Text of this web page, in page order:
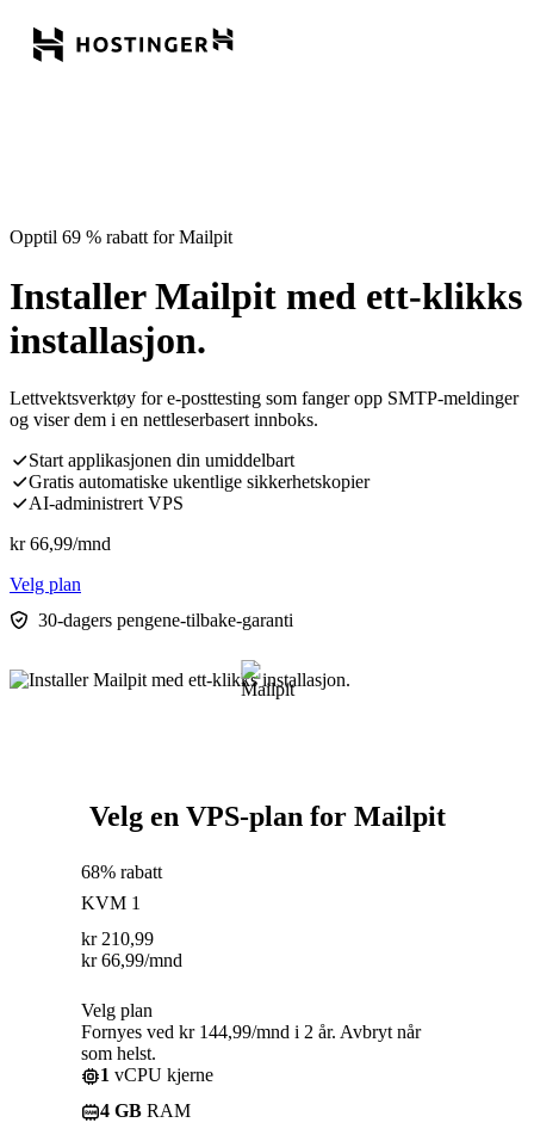
Opptil 69 % rabatt for Mailpit
Installer Mailpit med ett-klikks
installasjon.
Lettvektsverktøy for e-posttesting som fanger opp SMTP-meldinger
og viser dem i en nettleserbasert innboks.
Start applikasjonen din umiddelbart
Gratis automatiske ukentlige sikkerhetskopier
AI-administrert VPS
kr 66,99/mnd
Velg plan
30-dagers pengene-tilbake-garanti
Velg en VPS-plan for Mailpit
68% rabatt
KVM 1
kr 210,99
kr 66,99/mnd
Velg plan
Fornyes ved kr 144,99/mnd i 2 år. Avbryt når
som helst.
1 vCPU kjerne
4 GB RAM